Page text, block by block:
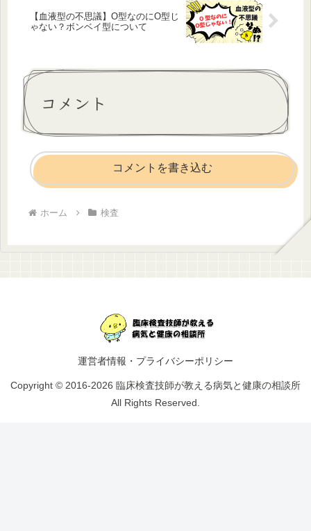
【血液型の不思議】O型なのにO型じ
ゃない？ボンベイ型について
コメント
コメントを書き込む
ホーム 検査
運営者情報・プライバシーポリシー
Copyright © 2016-2026 臨床検査技師が教える病気と健康の相談所
All Rights Reserved.